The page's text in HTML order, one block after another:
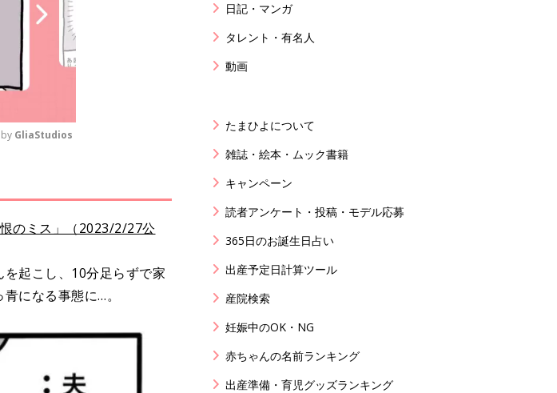
u
t
GliaStudios
のミス」（2023/2/27公
起こし、10分足らずで家
になる事態に…。
日記・マンガ
タレント・有名人
動画
たまひよについて
雑誌・絵本・ムック書籍
キャンペーン
読者アンケート・投稿・モデル応募
365日のお誕生日占い
出産予定日計算ツール
産院検索
妊娠中のOK・NG
赤ちゃんの名前ランキング
出産準備・育児グッズランキング